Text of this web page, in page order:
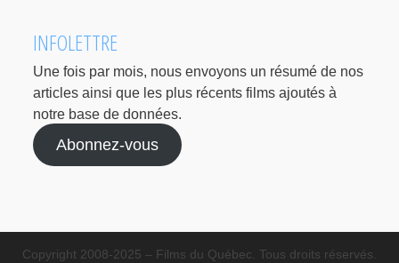
INFOLETTRE
Une fois par mois, nous envoyons un résumé de nos
articles ainsi que les plus récents films ajoutés à
notre base de données.
Abonnez-vous
Copyright 2008-2025 – Films du Québec. Tous droits réservés.